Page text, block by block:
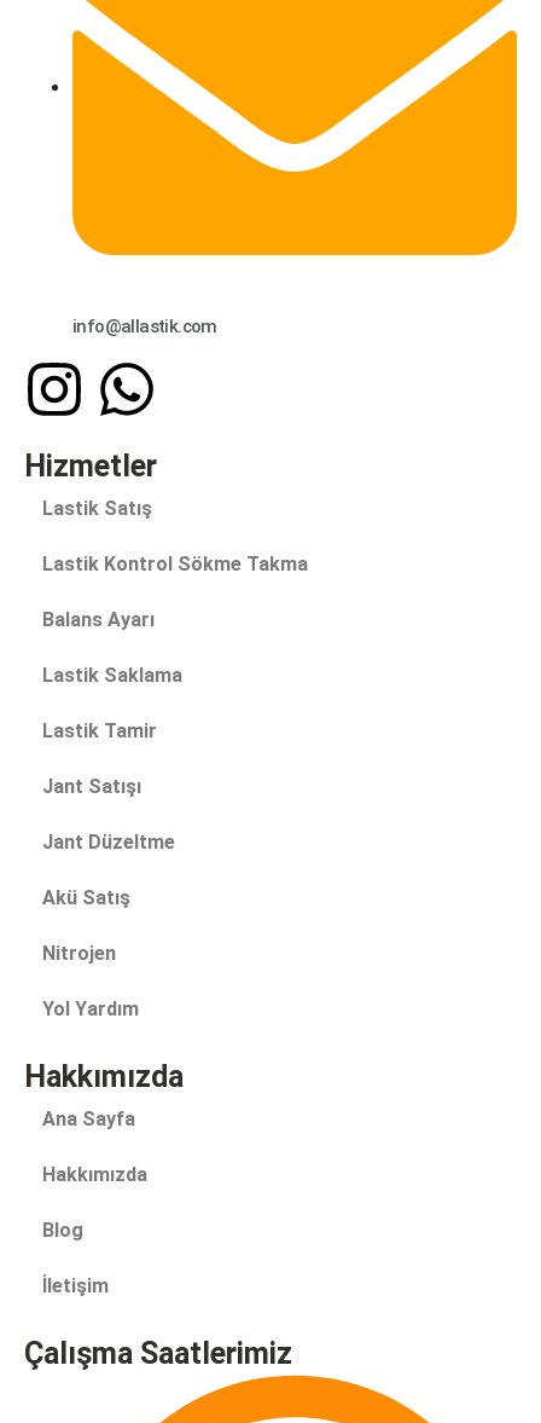
info@allastik.com
Hizmetler
Lastik Satış
Lastik Kontrol Sökme Takma
Balans Ayarı
Lastik Saklama
Lastik Tamir
Jant Satışı
Jant Düzeltme
Akü Satış
Nitrojen
Yol Yardım
Hakkımızda
Ana Sayfa
Hakkımızda
Blog
İletişim
Çalışma Saatlerimiz